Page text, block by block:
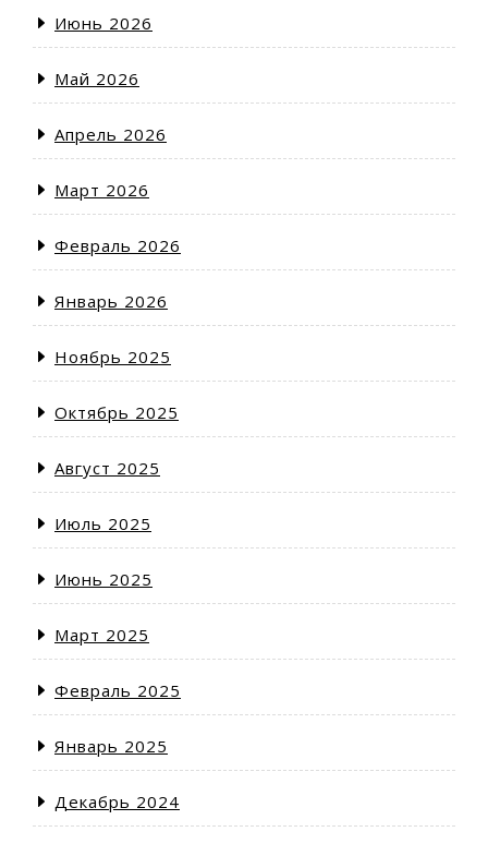
Июнь 2026
Май 2026
Апрель 2026
Март 2026
Февраль 2026
Январь 2026
Ноябрь 2025
Октябрь 2025
Август 2025
Июль 2025
Июнь 2025
Март 2025
Февраль 2025
Январь 2025
Декабрь 2024